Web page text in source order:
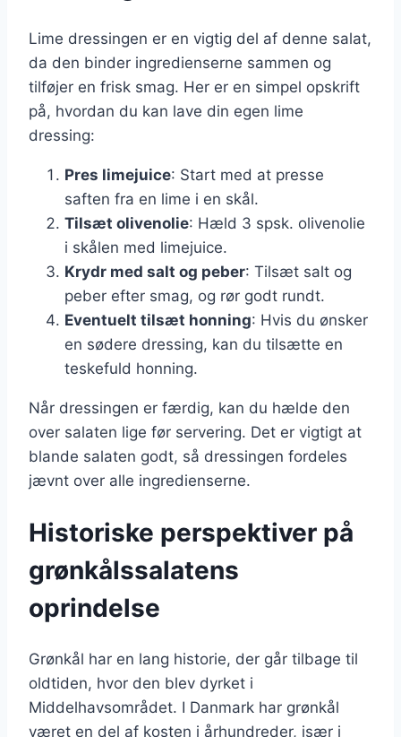
Lime dressingen er en vigtig del af denne salat,
da den binder ingredienserne sammen og
tilføjer en frisk smag. Her er en simpel opskrift
på, hvordan du kan lave din egen lime
dressing:
Pres limejuice: Start med at presse
saften fra en lime i en skål.
Tilsæt olivenolie: Hæld 3 spsk. olivenolie
i skålen med limejuice.
Krydr med salt og peber: Tilsæt salt og
peber efter smag, og rør godt rundt.
Eventuelt tilsæt honning: Hvis du ønsker
en sødere dressing, kan du tilsætte en
teskefuld honning.
Når dressingen er færdig, kan du hælde den
over salaten lige før servering. Det er vigtigt at
blande salaten godt, så dressingen fordeles
jævnt over alle ingredienserne.
Historiske perspektiver på
grønkålssalatens
oprindelse
Grønkål har en lang historie, der går tilbage til
oldtiden, hvor den blev dyrket i
Middelhavsområdet. I Danmark har grønkål
været en del af kosten i århundreder, især i